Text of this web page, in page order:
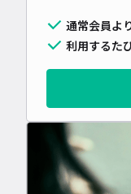
じることなく、焦ら
の不安や渋滞のイラ
なお参りや、ご家族
も、心ゆくまで全力
通常会員よ
利用するた